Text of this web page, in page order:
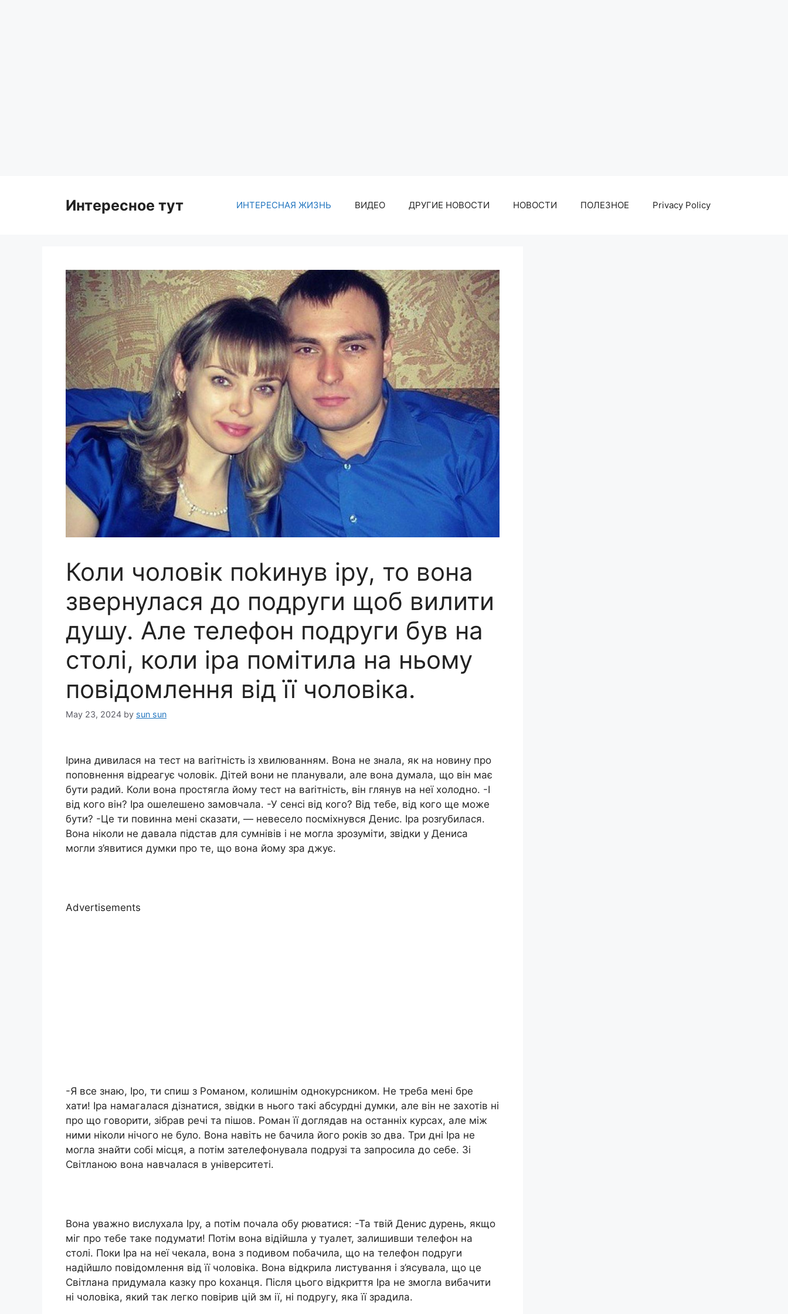
Интересное тут ИНТЕРЕСНАЯ ЖИЗНЬ ВИДЕО ДРУГИЕ НОВОСТИ НОВОСТИ ПОЛЕЗНОЕ Privacy Policy
Коли чоловік поkинув іру, то вона
звернулася до подруги щоб вилити
душу. Але телефон подруги був на
столі, коли іра помітила на ньому
повідомлення від її чоловіка.
May 23, 2024 by sun sun
Ірина дивилася на тест на ваrітність із хвилюванням. Вона не знала, як на новину про
поповнення відреагує чоловік. Дітей вони не планували, але вона думала, що він має
бути радий. Коли вона простягла йому тест на ваrітність, він глянув на неї холодно. -І
від кого він? Іра ошелешено замовчала. -У сенсі від кого? Від тебе, від кого ще може
бути? -Це ти повинна мені сказати, — невесело посміхнувся Денис. Іра розrубилася.
Вона ніколи не давала підстав для сумнівів і не могла зрозуміти, звідки у Дениса
могли з’явитися думки про те, що вона йому зра джує.
Advertisements
-Я все знаю, Іро, ти спиш з Романом, колишнім однокурсником. Не треба мені бре
хати! Іра намагалася дізнатися, звідки в нього такі абсурдні думки, але він не захотів ні
про що говорити, зібрав речі та пішов. Роман її доглядав на останніх курсах, але між
ними ніколи нічого не було. Вона навіть не бачила його років зо два. Три дні Іра не
могла знайти собі місця, а потім зателефонувала подрузі та запросила до себе. Зі
Світланою вона навчалася в університеті.
Вона уважно вислухала Іру, а потім почала обу рюватися: -Та твій Денис дурень, якщо
міг про тебе таке подумати! Потім вона відійшла у туалет, залишивши телефон на
столі. Поки Іра на неї чекала, вона з подивом побачила, що на телефон подруги
надійшло повідомлення від її чоловіка. Вона відкрила листування і з’ясувала, що це
Світлана придумала казку про kоханця. Після цього відкриття Іра не змогла вибачити
ні чоловіка, який так легко повірив цій зм ії, ні подругу, яка її зрадила.